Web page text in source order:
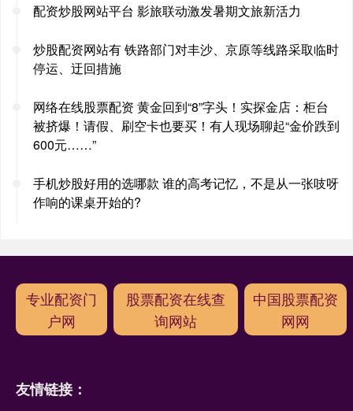
配资炒股网站平台 影旅联动激发暑期文旅新活力
炒股配资网站有 铁路部门对丰沙、京原等线路采取临时
停运、迂回措施
网络在线股票配资 黄金回到“8”字头！实探金店：柜台
被挤爆！请假、刷空卡也要买！有人现场聊起“金价跌到
600元……”
手机炒股好用的选哪款 谁的高考记忆，不是从一张吱呀
作响的课桌开始的?
专业配资门
户网
股票配资在线查
询网站
中国股票配资
网网
友情链接：